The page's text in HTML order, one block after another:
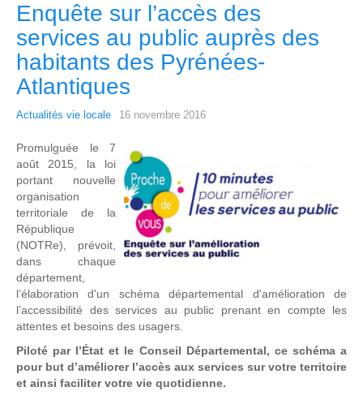
Enquête sur l’accès des
services au public auprès des
habitants des Pyrénées-
Atlantiques
Actualités vie locale 16 novembre 2016
Promulguée le 7
août 2015, la loi
portant nouvelle
organisation
territoriale de la
République
(NOTRe), prévoit,
dans chaque
département,
l‘élaboration d'un schéma départemental d'amélioration de
l’accessibilité des services au public prenant en compte les
attentes et besoins des usagers.
Piloté par l’État et le Conseil Départemental, ce schéma a
pour but d’améliorer l’accès aux services sur votre territoire
et ainsi faciliter votre vie quotidienne.